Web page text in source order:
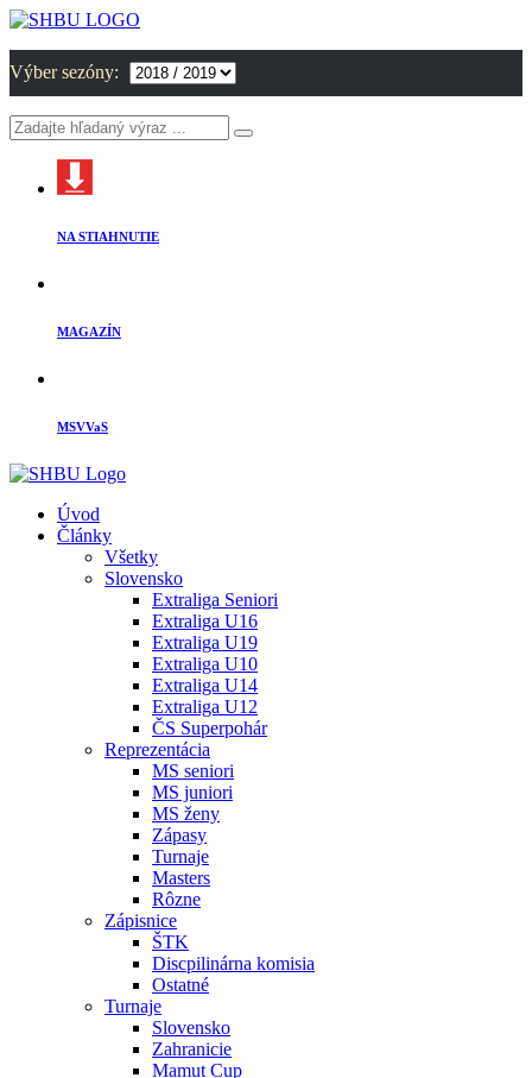
Výber sezóny:
NA STIAHNUTIE
MAGAZÍN
MSVVaS
Úvod
Články
Všetky
Slovensko
Extraliga Seniori
Extraliga U16
Extraliga U19
Extraliga U10
Extraliga U14
Extraliga U12
ČS Superpohár
Reprezentácia
MS seniori
MS juniori
MS ženy
Zápasy
Turnaje
Masters
Rôzne
Zápisnice
ŠTK
Discpilinárna komisia
Ostatné
Turnaje
Slovensko
Zahranicie
Mamut Cup